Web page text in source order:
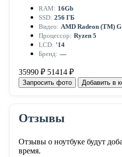
RAM: 16Gb
SSD: 256 ГБ
Видео: AMD Radeon (TM)
Процессор: Ryzen 5
LCD: '14
Бренд: —
35990 ₽ 51414 ₽
Запросить фото Добавить в
Отзывы
Отзывы о ноутбуке будут
время.